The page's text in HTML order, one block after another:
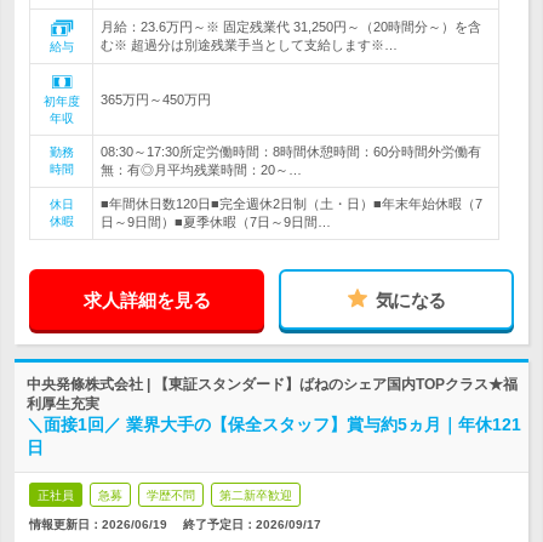
給与
月給：23.6万円～※ 固定残業代 31,250円～（20時間分～）を含
む※ 超過分は別途残業手当として支給します※…
初年度
年収
365万円～450万円
勤務
時間
08:30～17:30所定労働時間：8時間休憩時間：60分時間外労働有
無：有◎月平均残業時間：20～…
休日
休暇
■年間休日数120日■完全週休2日制（土・日）■年末年始休暇（7
日～9日間）■夏季休暇（7日～9日間…
求人詳細を見る 気になる
中央発條株式会社 | 【東証スタンダード】ばねのシェア国内TOPクラス★福
利厚生充実
＼面接1回／ 業界大手の【保全スタッフ】賞与約5ヵ月｜年休121
日
正社員 急募 学歴不問 第二新卒歓迎
情報更新日：2026/06/19 終了予定日： 2026/09/17